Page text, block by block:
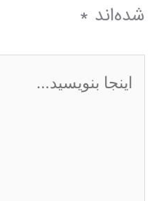
شده‌اند *
اینجا
بنویسید…